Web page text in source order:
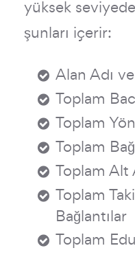
yüksek
şunları içerir:
Alan Adı
Toplam
Toplam
Toplam
Toplam Alt
Toplam
Bağlantılar
Toplam